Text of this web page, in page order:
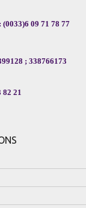
09 71 78 77
; 338766173
82 21